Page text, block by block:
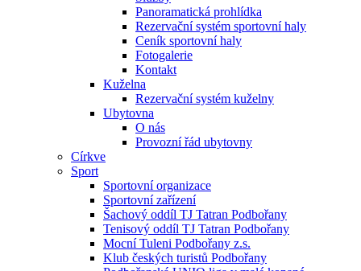
Panoramatická prohlídka
Rezervační systém sportovní haly
Ceník sportovní haly
Fotogalerie
Kontakt
Kuželna
Rezervační systém kuželny
Ubytovna
O nás
Provozní řád ubytovny
Církve
Sport
Sportovní organizace
Sportovní zařízení
Šachový oddíl TJ Tatran Podbořany
Tenisový oddíl TJ Tatran Podbořany
Mocní Tuleni Podbořany z.s.
Klub českých turistů Podbořany